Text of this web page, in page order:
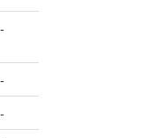
-
-
-